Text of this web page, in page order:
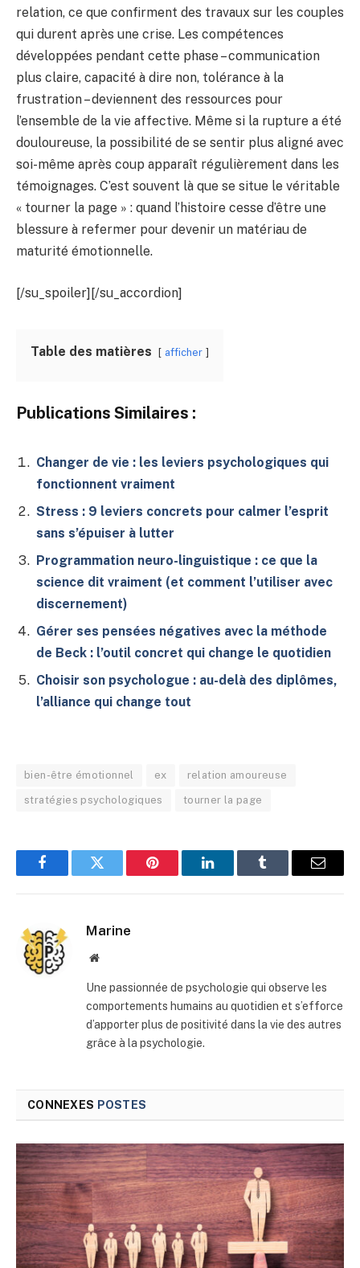
relation, ce que confirment des travaux sur les couples
qui durent après une crise. Les compétences
développées pendant cette phase – communication
plus claire, capacité à dire non, tolérance à la
frustration – deviennent des ressources pour
l’ensemble de la vie affective. Même si la rupture a été
douloureuse, la possibilité de se sentir plus aligné avec
soi-même après coup apparaît régulièrement dans les
témoignages. C’est souvent là que se situe le véritable
« tourner la page » : quand l’histoire cesse d’être une
blessure à refermer pour devenir un matériau de
maturité émotionnelle.
[/su_spoiler][/su_accordion]
Table des matières afficher
Publications Similaires :
Changer de vie : les leviers psychologiques qui
fonctionnent vraiment
Stress : 9 leviers concrets pour calmer l’esprit
sans s’épuiser à lutter
Programmation neuro-linguistique : ce que la
science dit vraiment (et comment l’utiliser avec
discernement)
Gérer ses pensées négatives avec la méthode
de Beck : l’outil concret qui change le quotidien
Choisir son psychologue : au-delà des diplômes,
l’alliance qui change tout
bien-être émotionnel ex relation amoureuse
stratégies psychologiques tourner la page
FacebookTwitter Pinterest LinkedInTumblr
E-
Marine
Site
Une passionnée de psychologie qui observe les
comportements humains au quotidien et s’efforce
d’apporter plus de positivité dans la vie des autres
grâce à la psychologie.
CONNEXES POSTES